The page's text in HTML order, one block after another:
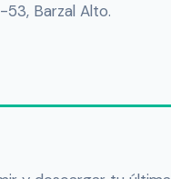
Barzal Alto.